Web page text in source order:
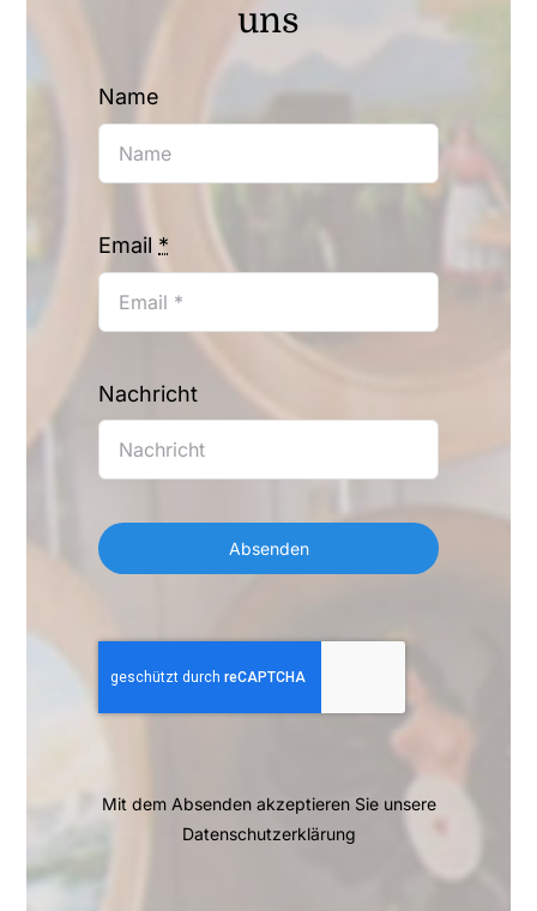
uns
Name
Email *
Nachricht
Absenden
Mit dem Absenden akzeptieren Sie unsere
Datenschutzerklärung